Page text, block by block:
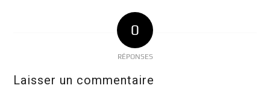
0
RÉPONSES
Laisser un commentaire